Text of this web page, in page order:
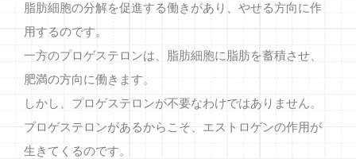
脂肪細胞の分解を促進する働きがあり、やせる方向に作
用するのです。
一方のプロゲステロンは、脂肪細胞に脂肪を蓄積させ、
肥満の方向に働きます。
しかし、プロゲステロンが不要なわけではありません。
プロゲステロンがあるからこそ、エストロゲンの作用が
生きてくるのです。